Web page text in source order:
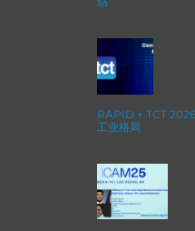
RAPID + TCT
工业格局